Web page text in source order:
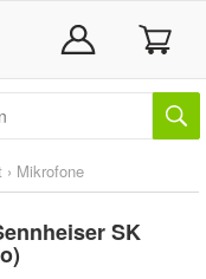
› Mikrofone
SK